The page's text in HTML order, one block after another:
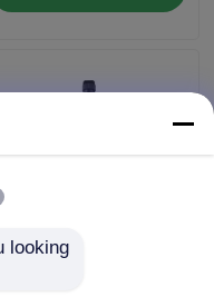
looking